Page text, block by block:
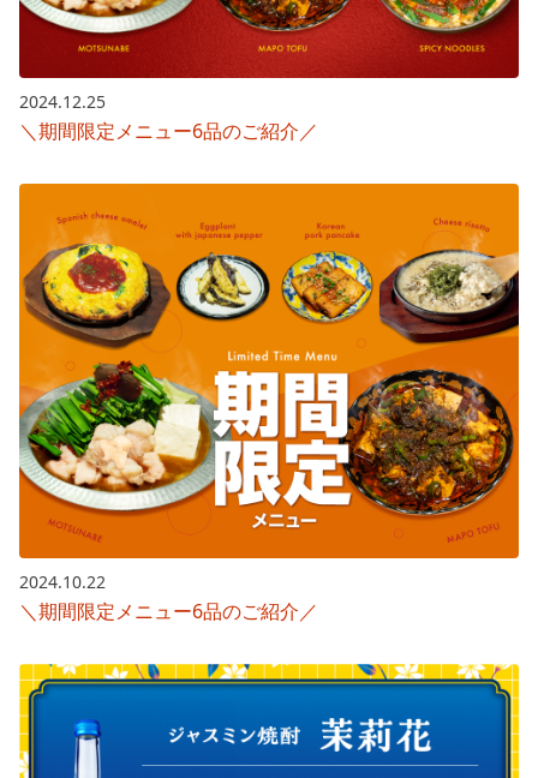
2024.12.25
＼期間限定メニュー6品のご紹介／
2024.10.22
＼期間限定メニュー6品のご紹介／